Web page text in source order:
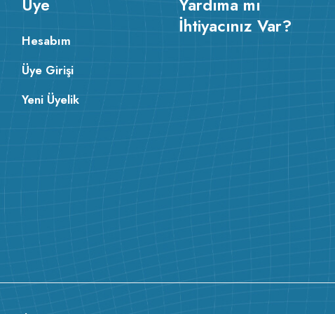
Hesabım
Üye Girişi
Yeni Üyelik
İhtiyacınız Var?